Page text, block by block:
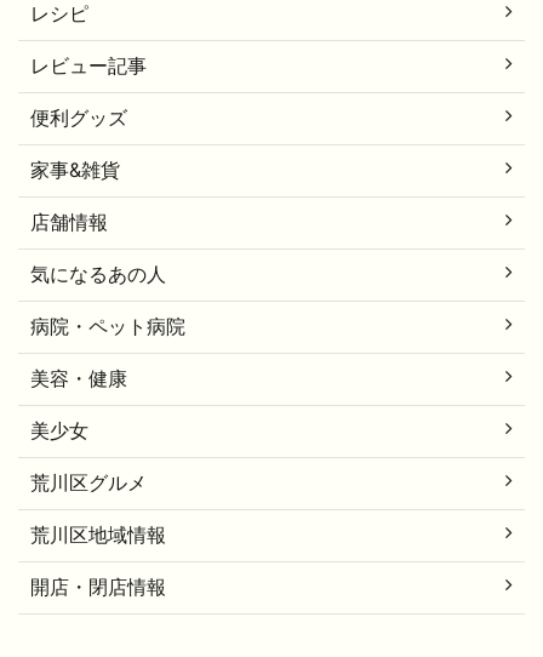
レシピ
レビュー記事
便利グッズ
家事&雑貨
店舗情報
気になるあの人
病院・ペット病院
美容・健康
美少女
荒川区グルメ
荒川区地域情報
開店・閉店情報